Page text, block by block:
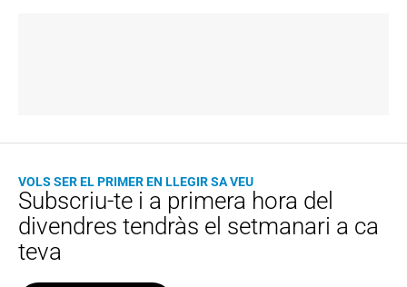
VOLS SER EL PRIMER EN LLEGIR SA VEU
Subscriu-te i a primera hora del
divendres tendràs el setmanari a ca
teva